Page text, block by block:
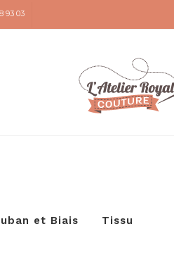
93 03
et Biais Tissu